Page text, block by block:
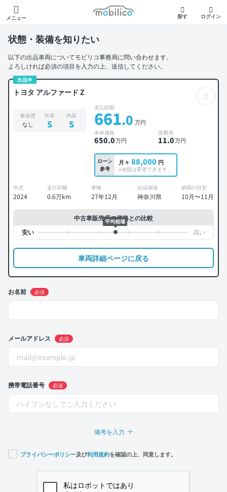
メニュー
モビリコ
探す ログイン
状態・装備を知りたい
以下の出品車両についてモビリコ事務局に問い合わせます。
よろしければ必須の項目を入力の上、送信してください。
出品中
トヨタ アルファード Z
板金歴
なし
外装
S
内装
S
支払総額
661.0 万円
本体価格
650.0万円
諸費用
11.0万円
ローン
参考
月々 88,000 円
※金額は変更できます。
年式
2024
走行距離
0.6万km
車検
27年12月
出品地域
神奈川県
納期の目安
10月〜11月
中古車販売店の価格との比較
平均相場
車両詳細ページに戻る
お名前 必須
メールアドレス 必須
携帯電話番号 必須
備考を入力
プライバシーポリシー及び利用規約を確認の上、同意します。